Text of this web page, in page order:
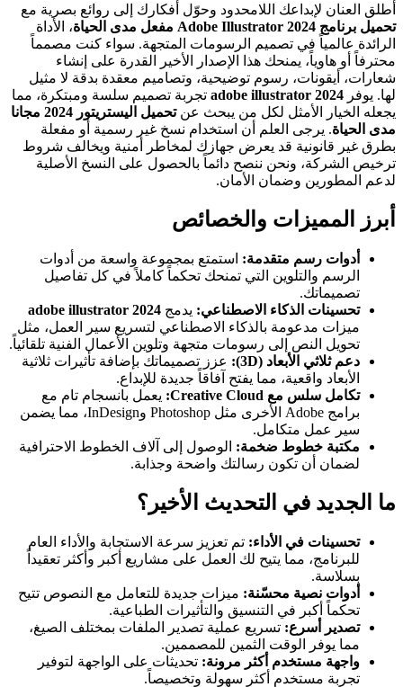
أطلق العنان لإبداعك اللامحدود وحوّل أفكارك إلى روائع بصرية مع
تحميل برنامج Adobe Illustrator 2024 مفعل مدى الحياة
، الأداة
الرائدة عالمياً في تصميم الرسومات المتجهة. سواء كنت مصمماً
محترفاً أو هاوياً، يمنحك هذا الإصدار الأخير القدرة على إنشاء
شعارات، أيقونات، رسوم توضيحية، وتصاميم معقدة بدقة لا مثيل
لها. يوفر adobe illustrator 2024 تجربة تصميم سلسة ومبتكرة، مما
يجعله الخيار الأمثل لكل من يبحث عن
تحميل اليستريتور 2024 مجانا
مدى الحياة. يرجى العلم أن استخدام نسخ غير رسمية أو مفعلة
بطرق غير قانونية قد يعرض جهازك لمخاطر أمنية ويخالف شروط
ترخيص الشركة، ونحن ننصح دائماً بالحصول على النسخ الأصلية
لدعم المطورين وضمان الأمان.
أبرز المميزات والخصائص
أدوات رسم متقدمة: استمتع بمجموعة واسعة من أدوات
الرسم والتلوين التي تمنحك تحكماً كاملاً في كل تفاصيل
تصميماتك.
تحسينات الذكاء الاصطناعي: يدمج adobe illustrator 2024
ميزات مدعومة بالذكاء الاصطناعي لتسريع سير العمل، مثل
تحويل النص إلى رسومات متجهة وتلوين الأعمال الفنية تلقائياً.
دعم ثلاثي الأبعاد (3D):
عزز تصميماتك بإضافة تأثيرات ثلاثية
الأبعاد واقعية، مما يفتح آفاقاً جديدة للإبداع.
تكامل سلس مع Creative Cloud:
يعمل بانسجام تام مع
برامج Adobe الأخرى مثل Photoshop وInDesign، مما يضمن
سير عمل متكامل.
مكتبة خطوط ضخمة: الوصول إلى آلاف الخطوط الاحترافية
لضمان أن تكون رسالتك واضحة وجذابة.
ما الجديد في التحديث الأخير؟
تحسينات في الأداء: تم تعزيز سرعة الاستجابة والأداء العام
للبرنامج، مما يتيح لك العمل على مشاريع أكبر وأكثر تعقيداً
بسلاسة.
أدوات نصية محسّنة: ميزات جديدة للتعامل مع النصوص تتيح
تحكماً أكبر في التنسيق والتأثيرات الطباعية.
تصدير أسرع: تسريع عملية تصدير الملفات بمختلف الصيغ،
مما يوفر الوقت الثمين للمصممين.
واجهة مستخدم أكثر مرونة: تحديثات على الواجهة لتوفير
تجربة مستخدم أكثر سهولة وتخصيصاً.